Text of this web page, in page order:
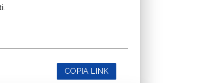
COPIA LINK